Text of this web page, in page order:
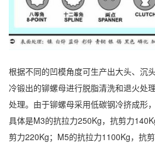
根据不同的凹模角度可生产出大头、沉
冷锻出的铆螺母进行脱脂清洗和退火处
处理。由于铆螺母采用低碳钢冷挤成形
具体是M3的抗拉力250Kg，抗剪力
剪力220Kg；M5的抗拉力1100Kg，抗